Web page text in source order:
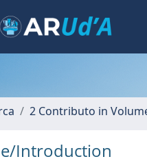
2 Contributo in
Introduction